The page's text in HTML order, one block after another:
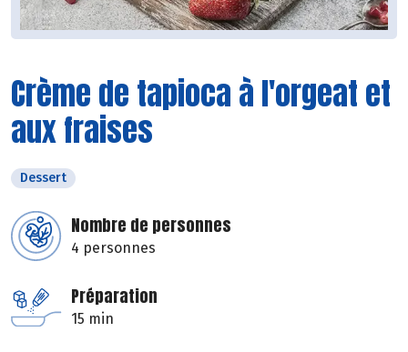
Crème de tapioca à l'orgeat et
aux fraises
Dessert
Nombre de personnes
4 personnes
Préparation
15 min